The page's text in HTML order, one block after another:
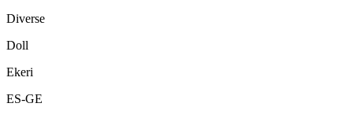
Diverse
Doll
Ekeri
ES-GE